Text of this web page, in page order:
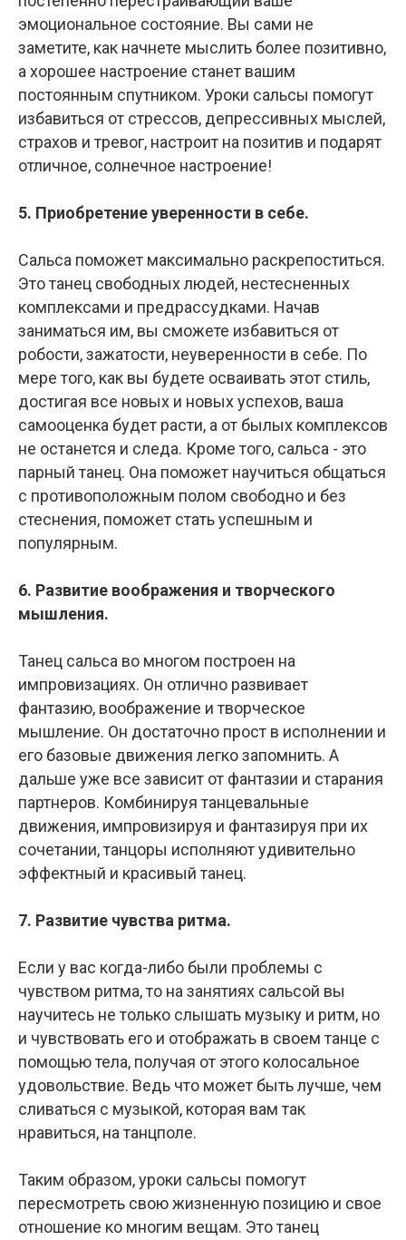
эмоциональное состояние. Вы сами не
заметите, как начнете мыслить более позитивно,
а хорошее настроение станет вашим
постоянным спутником. Уроки сальсы помогут
избавиться от стрессов, депрессивных мыслей,
страхов и тревог, настроит на позитив и подарят
отличное, солнечное настроение!
5. Приобретение уверенности в себе.
Сальса поможет максимально раскрепоститься.
Это танец свободных людей, нестесненных
комплексами и предрассудками. Начав
заниматься им, вы сможете избавиться от
робости, зажатости, неуверенности в себе. По
мере того, как вы будете осваивать этот стиль,
достигая все новых и новых успехов, ваша
самооценка будет расти, а от былых комплексов
не останется и следа. Кроме того, сальса - это
парный танец. Она поможет научиться общаться
с противоположным полом свободно и без
стеснения, поможет стать успешным и
популярным.
6. Развитие воображения и творческого
мышления.
Танец сальса во многом построен на
импровизациях. Он отлично развивает
фантазию, воображение и творческое
мышление. Он достаточно прост в исполнении и
его базовые движения легко запомнить. А
дальше уже все зависит от фантазии и старания
партнеров. Комбинируя танцевальные
движения, импровизируя и фантазируя при их
сочетании, танцоры исполняют удивительно
эффектный и красивый танец.
7. Развитие чувства ритма.
Если у вас когда-либо были проблемы с
чувством ритма, то на занятиях сальсой вы
научитесь не только слышать музыку и ритм, но
и чувствовать его и отображать в своем танце с
помощью тела, получая от этого колосальное
удовольствие. Ведь что может быть лучше, чем
сливаться с музыкой, которая вам так
нравиться, на танцполе.
Таким образом, уроки сальсы помогут
пересмотреть свою жизненную позицию и свое
отношение ко многим вещам. Это танец